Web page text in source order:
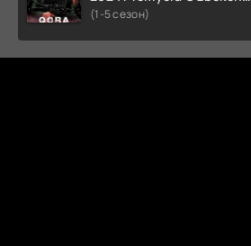
tarjima kino HD skachat
(1-5 сезон)